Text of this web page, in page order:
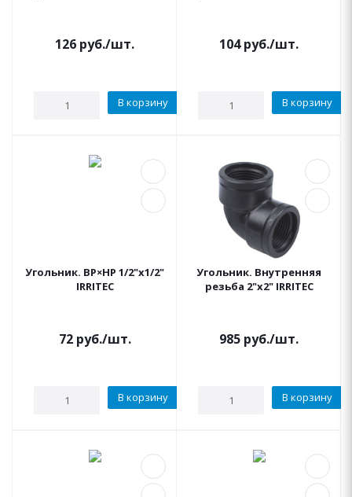
126 руб./шт.
В корзину
104руб./шт.
В корзину
Угольник. ВР×НР 1/2"x1/2"
IRRITEC
72руб./шт.
В корзину
Угольник. Внутренняя
резьба 2"x2" IRRITEC
985 руб./шт.
В корзину